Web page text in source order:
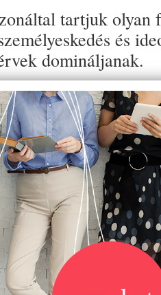
tartjuk olyan
és
domináljanak.